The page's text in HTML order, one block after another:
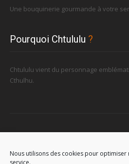
Nous utilisons des cookies pour optimiser
service.
Une bouquinerie gourmande à votre
Pourquoi Chtululu ?
Chtululu vient du personnage
Cthulhu.